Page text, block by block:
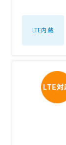
LTE内蔵